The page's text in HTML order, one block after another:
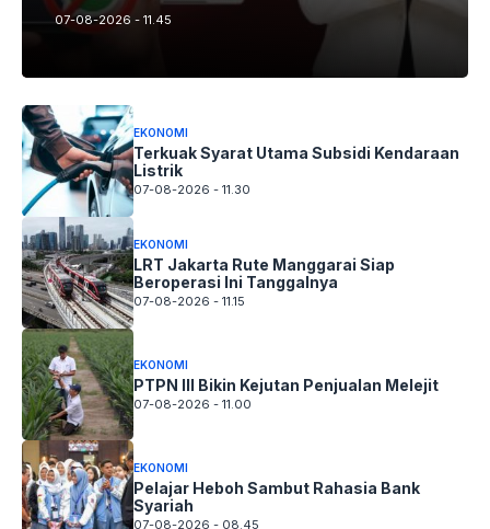
07-08-2026 - 11.45
EKONOMI
Terkuak Syarat Utama Subsidi Kendaraan
Listrik
07-08-2026 - 11.30
EKONOMI
LRT Jakarta Rute Manggarai Siap
Beroperasi Ini Tanggalnya
07-08-2026 - 11.15
EKONOMI
PTPN III Bikin Kejutan Penjualan Melejit
07-08-2026 - 11.00
EKONOMI
Pelajar Heboh Sambut Rahasia Bank
Syariah
07-08-2026 - 08.45